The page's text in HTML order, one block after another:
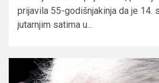
prijavila 55-godišnjakinja da je 14.
jutarnjim satima u...